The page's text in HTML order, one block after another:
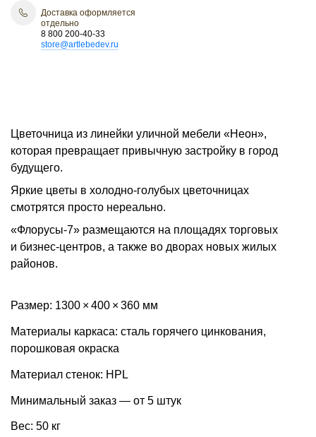
Доставка оформляется
отдельно
8 800 200-40-33
store@artlebedev.ru
Цветочница из линейки уличной мебели «Неон»,
которая превращает привычную застройку в город
будущего.
Яркие цветы в холодно-голубых цветочницах
смотрятся просто нереально.
«Флорусы-7» размещаются на площадях торговых
и бизнес-центров, а также во дворах новых жилых
районов.
Размер: 1300 × 400 × 360 мм
Материалы каркаса: сталь горячего цинкования,
порошковая окраска
Материал стенок: HPL
Минимальный заказ — от 5 штук
Вес: 50 кг